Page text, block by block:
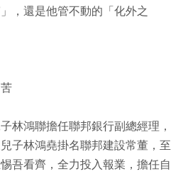
，還是他管不動的「化外之
林鴻聯擔任聯邦銀行副總經理，
子林鴻堯掛名聯邦建設常董，至
吾看齊，全力投入報業，擔任自